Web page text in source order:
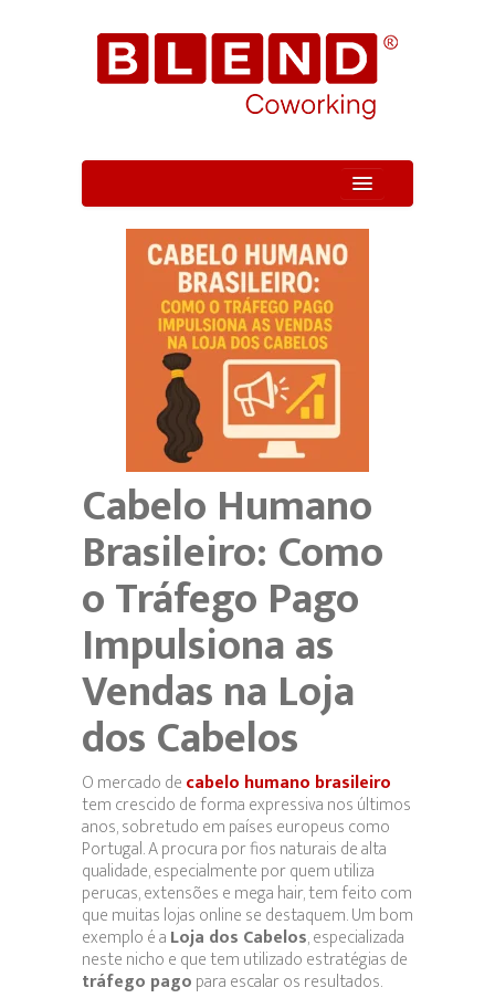
Unidade
Serviços
Cabelo Humano
Brasileiro: Como
o Tráfego Pago
Impulsiona as
Vendas na Loja
dos Cabelos
O mercado decabelo humano brasileiro
tem crescido de forma expressiva nos últimos
anos, sobretudo em países europeus como
Portugal. A procura por fios naturais de alta
qualidade, especialmente por quem utiliza
perucas, extensões e mega hair, tem feito com
que muitas lojas online se destaquem. Um bom
exemplo é aLoja dos Cabelos, especializada
neste nicho e que tem utilizado estratégias de
tráfego pagopara escalar os resultados.